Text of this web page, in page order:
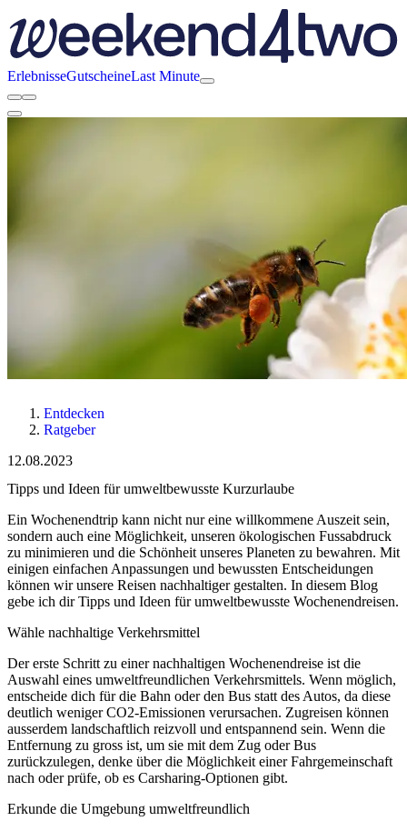
ErlebnisseGutscheineLast Minute
Entdecken
Ratgeber
12.08.2023
Tipps und Ideen für umweltbewusste Kurzurlaube
Ein Wochenendtrip kann nicht nur eine willkommene Auszeit sein,
sondern auch eine Möglichkeit, unseren ökologischen Fussabdruck
zu minimieren und die Schönheit unseres Planeten zu bewahren. Mit
einigen einfachen Anpassungen und bewussten Entscheidungen
können wir unsere Reisen nachhaltiger gestalten. In diesem Blog
gebe ich dir Tipps und Ideen für umweltbewusste Wochenendreisen.
Wähle nachhaltige Verkehrsmittel
Der erste Schritt zu einer nachhaltigen Wochenendreise ist die
Auswahl eines umweltfreundlichen Verkehrsmittels. Wenn möglich,
entscheide dich für die Bahn oder den Bus statt des Autos, da diese
deutlich weniger CO2-Emissionen verursachen. Zugreisen können
ausserdem landschaftlich reizvoll und entspannend sein. Wenn die
Entfernung zu gross ist, um sie mit dem Zug oder Bus
zurückzulegen, denke über die Möglichkeit einer Fahrgemeinschaft
nach oder prüfe, ob es Carsharing-Optionen gibt.
Erkunde die Umgebung umweltfreundlich